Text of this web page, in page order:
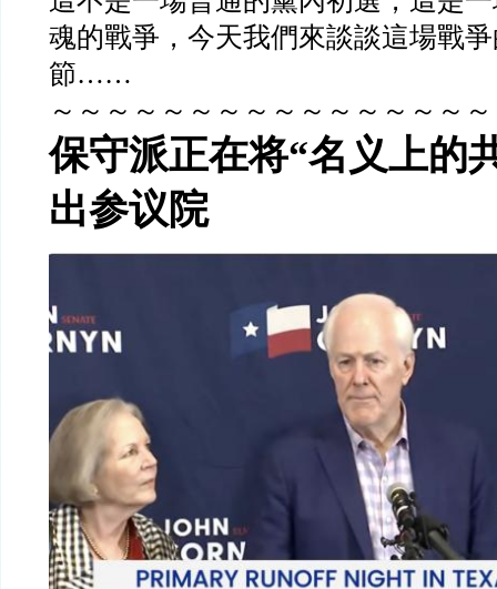
魂的戰爭，今天我們來談談這場戰
節……
～～～～～～～～～～～～～～～～
保守派正在将“名义上的
出参议院